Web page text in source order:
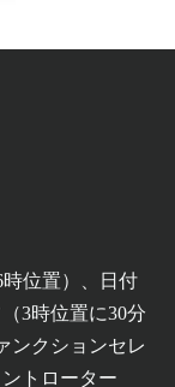
位置）、日付
3時位置に30分
ンクションセレ
トローター